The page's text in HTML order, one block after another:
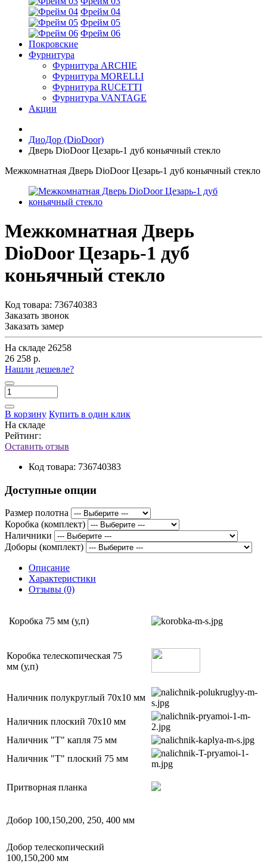
Фрейм 04
Фрейм 05
Фрейм 06
Покровские
Фурнитура
Фурнитура ARCHIE
Фурнитура MORELLI
Фурнитура RUCETTI
Фурнитура VANTAGE
Акции
ДиоДор (DioDoor)
Дверь DioDoor Цезарь-1 дуб коньячный стекло
Межкомнатная Дверь DioDoor Цезарь-1 дуб коньячный стекло
Межкомнатная Дверь
DioDoor Цезарь-1 дуб
коньячный стекло
Код товара: 736740383
Заказать звонок
Заказать замер
На складе 26258
26 258 р.
Нашли дешевле?
В корзину Купить в один клик
На складе
Рейтинг:
Оставить отзыв
Код товара: 736740383
Доступные опции
Размер полотна
Коробка (комплект)
Наличники
Доборы (комплект)
Описание
Характеристики
Отзывы (0)
Коробка 75 мм (у,п)
Коробка телескопическая 75
мм (у,п)
Наличник полукруглый 70х10 мм
Наличник плоский 70х10 мм
Наличник "Т" капля 75 мм
Наличник "Т" плоский 75 мм
Притворная планка
Добор 100,150,200, 250, 400 мм
Добор телескопический
100,150,200 мм